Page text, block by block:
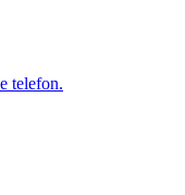
telefon.